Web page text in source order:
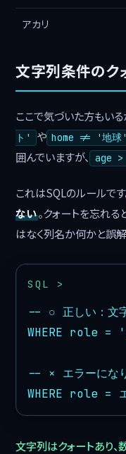
アカリ
文字列条件のク
ここで気づいた方もいる
ト' や home != '地球'
囲んでいますが、 age >
これはSQLのルールです
ない。クォートを忘れる
はなく列名か何かと誤解
-- ○ 正しい：文
WHERE role = '
-- × エラーになり
WHERE role =
文字列はクォートあり、